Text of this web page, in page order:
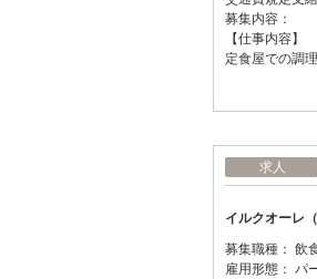
募集内容：
【仕事内容】
定食屋での調
求人
イルクオーレ
募集職種： 飲
雇用形態： パ